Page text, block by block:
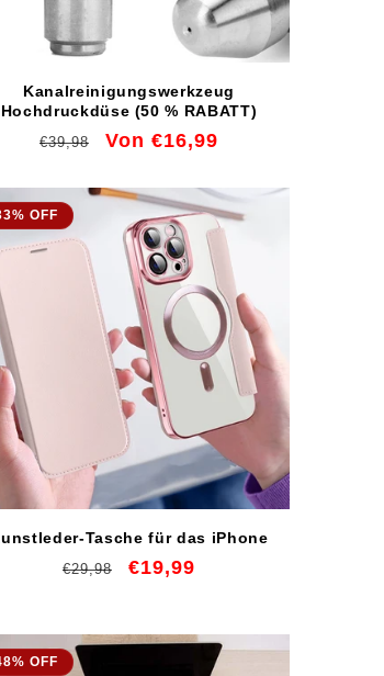
Kanalreinigungswerkzeug
Hochdruckdüse (50 % RABATT)
Normaler
€39,98 Verkaufspreis
Von €16,99
OFF
Tasche für das iPhone
Normaler
€29,98 Verkaufspreis
€19,99
OFF